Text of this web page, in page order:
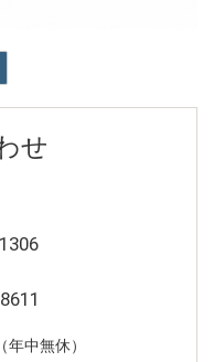
せ
中無休）